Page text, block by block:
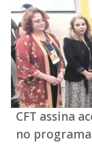
CFT assina
no